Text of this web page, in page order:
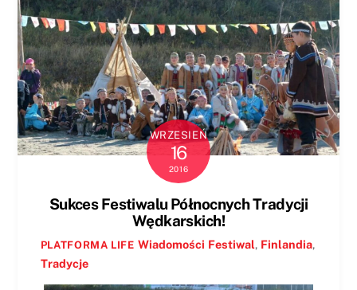
WRZESIEŃ
16
2016
Sukces Festiwalu Północnych Tradycji
Wędkarskich!
PLATFORMA LIFE Wiadomości Festiwal, Finlandia,
Tradycje